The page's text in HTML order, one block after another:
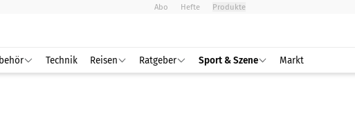
Abo Hefte Produkte
Technik Reisen Ratgeber Sport & Szene Markt